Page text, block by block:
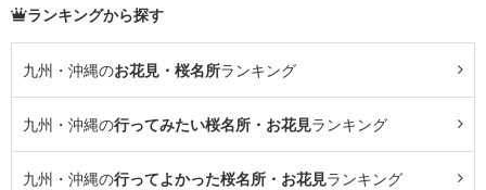
ランキングから探す
九州・沖縄のお花見・桜名所ランキング
九州・沖縄の行ってみたい桜名所・お花見ランキング
九州・沖縄の行ってよかった桜名所・お花見ランキング